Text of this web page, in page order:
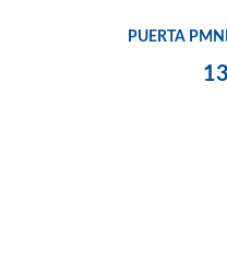
PUERTA